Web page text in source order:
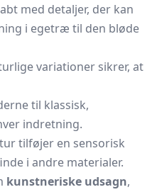
med detaljer, der kan
i egetræ til den bløde
variationer sikrer, at
til klassisk,
indretning.
tilføjer en sensorisk
i andre materialer.
kunstneriske udsagn,